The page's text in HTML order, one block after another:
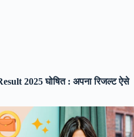
2025 घोषित : अपना रिजल्ट ऐसे